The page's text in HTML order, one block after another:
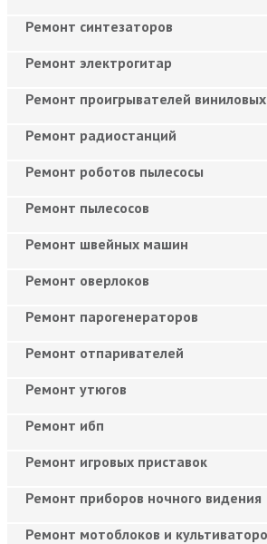
Ремонт синтезаторов
Ремонт электрогитар
Ремонт проигрывателей
Ремонт радиостанций
Ремонт роботов пылесосы
Ремонт пылесосов
Ремонт швейных машин
Ремонт оверлоков
Ремонт парогенераторов
Ремонт отпаривателей
Ремонт утюгов
Ремонт ибп
Ремонт игровых приставок
Ремонт приборов ночного видения
Ремонт мотоблоков и